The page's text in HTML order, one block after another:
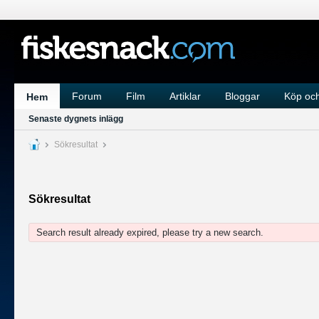
Hem Forum Film Artiklar Bloggar Köp
Senaste dygnets inlägg
Sökresultat
Sökresultat
Search result already expired, please try a new search.